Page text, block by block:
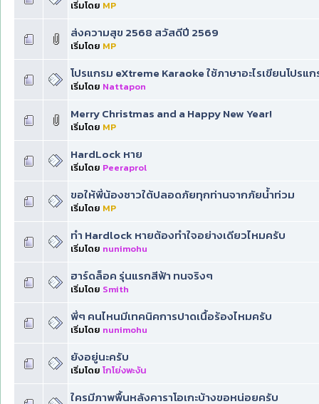
เริ่มโดย MP
ส่งความสุข 2568 สวัสดีปี 2569
เริ่มโดย MP
โปรแกรม eXtreme Karaoke ใช้ภาษาอะไรเขียนโปรแ
เริ่มโดย Nattapon
Merry Christmas and a Happy New Year!
เริ่มโดย MP
HardLock หาย
เริ่มโดย Peeraprol
ขอให้พี่น้องชาวใต้ปลอดภัยทุกท่านจากภัยน้ำท่วม
เริ่มโดย MP
ทำ Hardlock​ หายต้องทำใจอย่าง​เดียว​ไหมครับ
เริ่มโดย nunimohu
ฮาร์ดล็อค รุ่นแรกสีฟ้า ทนจริงๆ
เริ่มโดย Smith
พี่ๆ คนไหนมีเทคนิคการปาดเนื้อร้องไหมครับ
เริ่มโดย nunimohu
ยังอยู่นะครับ
เริ่มโดย โกโย่งพะงัน
ใครมีภาพพื้นหลังคาราโอเกะบ้างขอหน่อยครับ